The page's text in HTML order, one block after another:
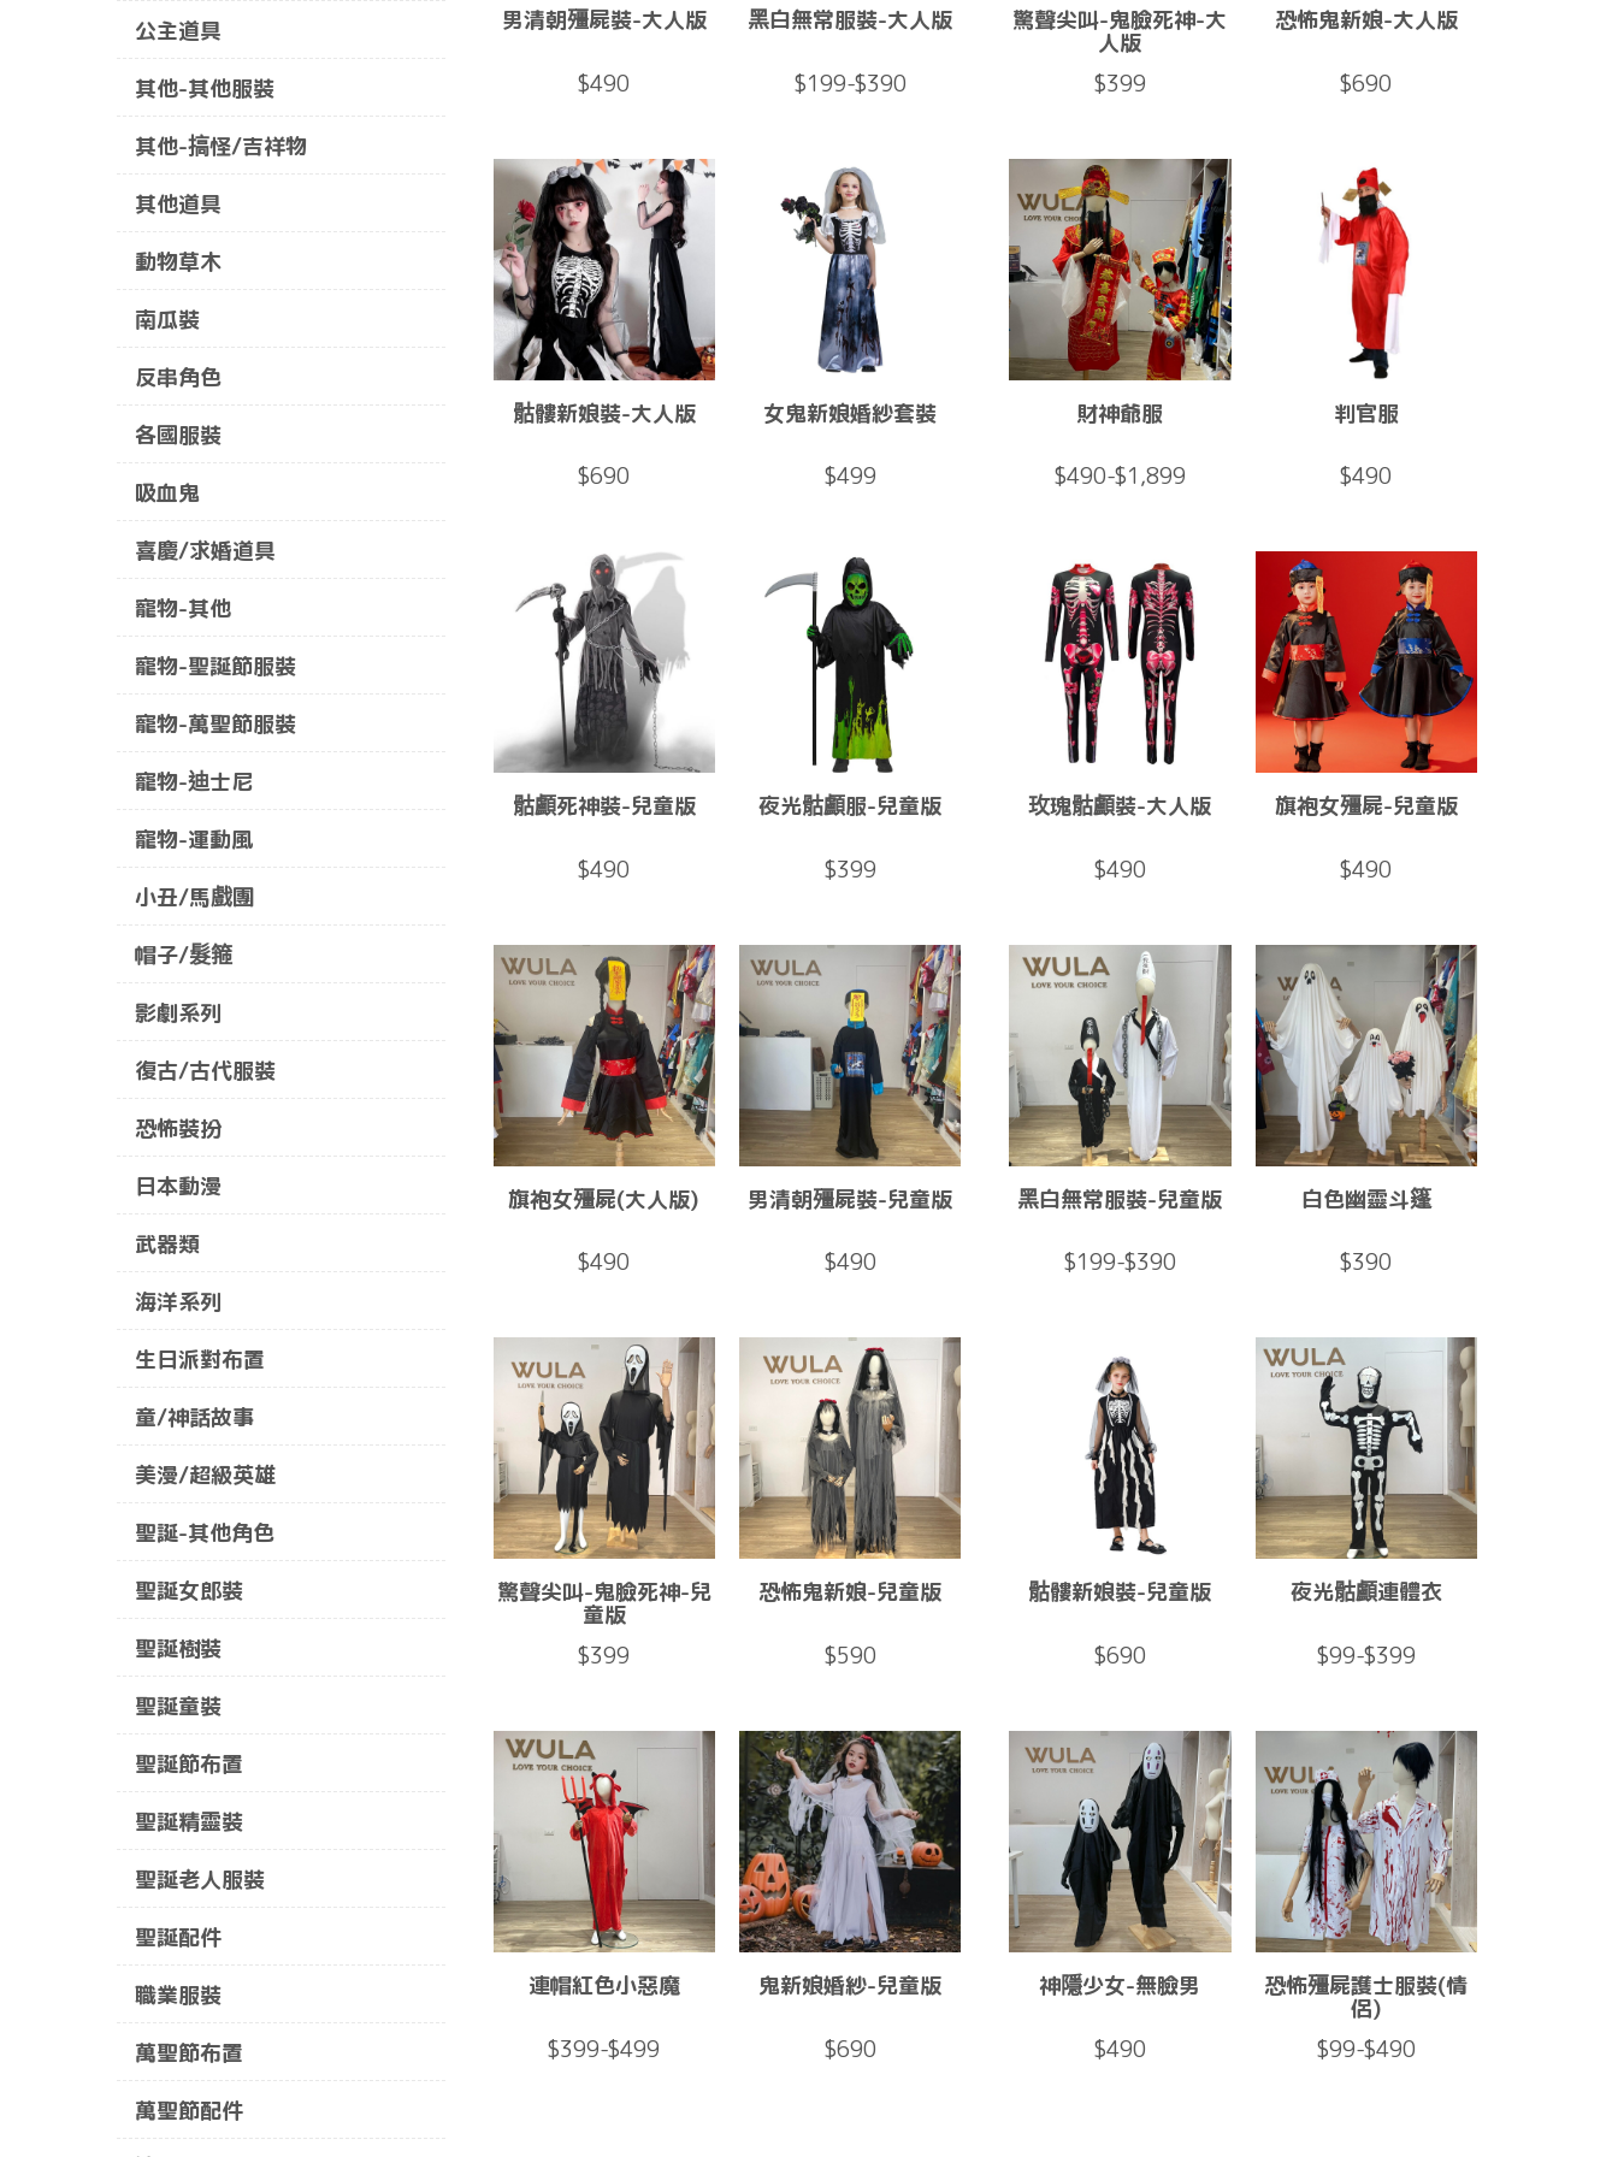
公主道具
其他-其他服裝
其他-搞怪/吉祥物
其他道具
動物草木
南瓜裝
反串角色
各國服裝
吸血鬼
喜慶/求婚道具
寵物-其他
寵物-聖誕節服裝
寵物-萬聖節服裝
寵物-迪士尼
寵物-運動風
小丑/馬戲團
帽子/髮箍
影劇系列
復古/古代服裝
恐怖裝扮
日本動漫
武器類
海洋系列
生日派對布置
童/神話故事
美漫/超級英雄
聖誕-其他角色
聖誕女郎裝
聖誕樹裝
聖誕童裝
聖誕節布置
聖誕精靈裝
聖誕老人服裝
聖誕配件
職業服裝
萬聖節布置
萬聖節配件
男清朝殭屍裝-大人版
$490
黑白無常服裝-大人版
$199-$390
驚聲尖叫-鬼臉死神-大
人版
$399
恐怖鬼新娘-大人版
$690
骷髏新娘裝-大人版
$690
女鬼新娘婚紗套裝
$499
財神爺服
$490-$1,899
判官服
$490
骷顱死神裝-兒童版
$490
夜光骷顱服-兒童版
$399
玫瑰骷顱裝-大人版
$490
旗袍女殭屍-兒童版
$490
旗袍女殭屍(大人版)
$490
男清朝殭屍裝-兒童版
$490
黑白無常服裝-兒童版
$199-$390
白色幽靈斗篷
$390
驚聲尖叫-鬼臉死神-兒
童版
$399
恐怖鬼新娘-兒童版
$590
骷髏新娘裝-兒童版
$690
夜光骷顱連體衣
$99-$399
連帽紅色小惡魔
$399-$499
鬼新娘婚紗-兒童版
$690
神隱少女-無臉男
$490
恐怖殭屍護士服裝(情
侶)
$99-$490